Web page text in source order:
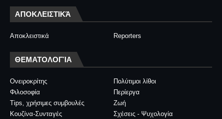
ΑΠΟΚΛΕΙΣΤΙΚΆ
Αποκλειστικά Reporters
ΘΕΜΑΤΟΛΟΓΊΑ
Ονειροκρίτης
Πολύτιμοι λίθοι
Φιλοσοφία
Περίεργα
Tips, χρήσιμες συμβουλές
Ζωή
Κουζίνα-Συνταγές
Σχέσεις - Ψυχολογία